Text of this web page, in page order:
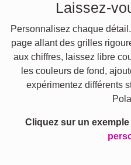
Laissez-
Personnalisez chaque
page allant des grilles
aux chiffres, laissez libre
les couleurs de fond,
expérimentez différents
Cliquez sur un exemple